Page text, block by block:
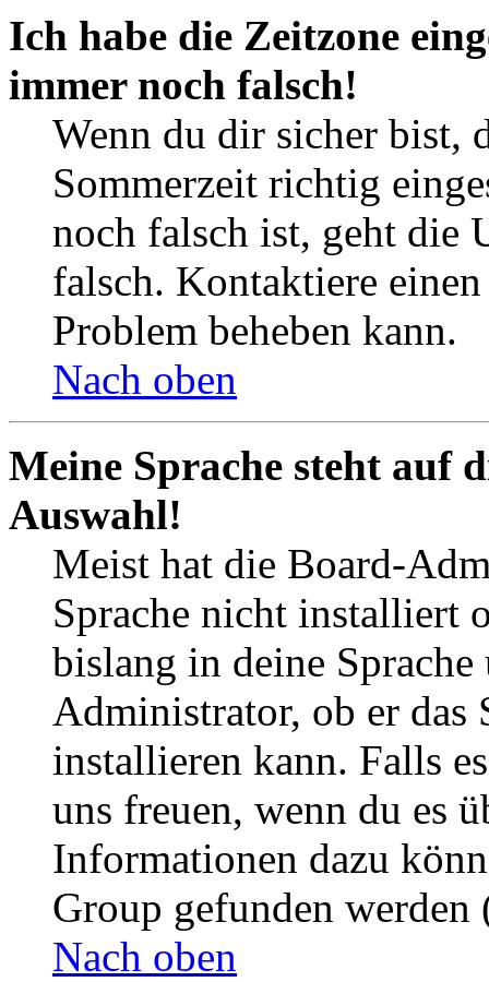
Ich habe die Zeitzone
immer noch falsch!
Wenn du dir sicher bist,
Sommerzeit richtig
noch falsch ist, geht die
falsch. Kontaktiere
Problem beheben kann.
Nach oben
Meine Sprache steht auf
Auswahl!
Meist hat die Board-
Sprache nicht installiert
bislang in deine
Administrator, ob er das
installieren kann. Falls
uns freuen, wenn du es
Informationen dazu
Group gefunden
Nach oben